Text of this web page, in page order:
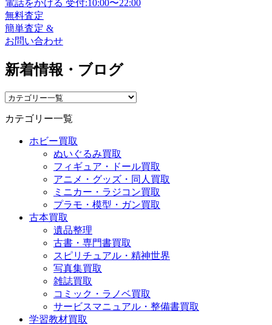
電話をかける 受付:10:00〜22:00
無料査定
簡単査定 &
お問い合わせ
新着情報・ブログ
カテゴリー一覧
ホビー買取
ぬいぐるみ買取
フィギュア・ドール買取
アニメ・グッズ・同人買取
ミニカー・ラジコン買取
プラモ・模型・ガン買取
古本買取
遺品整理
古書・専門書買取
スピリチュアル・精神世界
写真集買取
雑誌買取
コミック・ラノベ買取
サービスマニュアル・整備書買取
学習教材買取